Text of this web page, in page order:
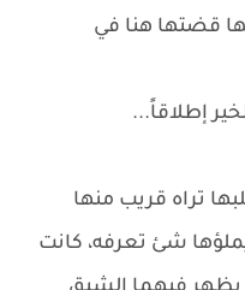
قضتها هنا في
إطلاقاً...
تراه قريب منها
شئ تعرفه، كانت